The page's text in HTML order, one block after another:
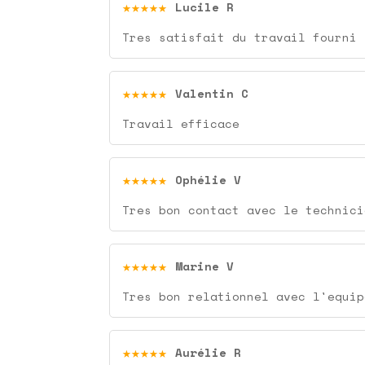
★★★★★ Lucile R
Tres satisfait du travail fourni
★★★★★ Valentin C
Travail efficace
★★★★★ Ophélie V
Tres bon contact avec le
★★★★★ Marine V
Tres bon relationnel avec
★★★★★ Aurélie R